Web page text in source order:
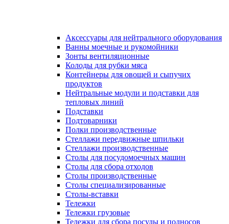
Аксессуары для нейтрального оборудования
Ванны моечные и рукомойники
Зонты вентиляционные
Колоды для рубки мяса
Контейнеры для овощей и сыпучих
продуктов
Нейтральные модули и подставки для
тепловых линий
Подставки
Подтоварники
Полки производственные
Стеллажи передвижные шпильки
Стеллажи производственные
Столы для посудомоечных машин
Столы для сбора отходов
Столы производственные
Столы специализированные
Столы-вставки
Тележки
Тележки грузовые
Тележки для сбора посуды и подносов